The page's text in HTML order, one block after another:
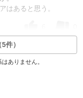
はあると思う。
件）
ありません。